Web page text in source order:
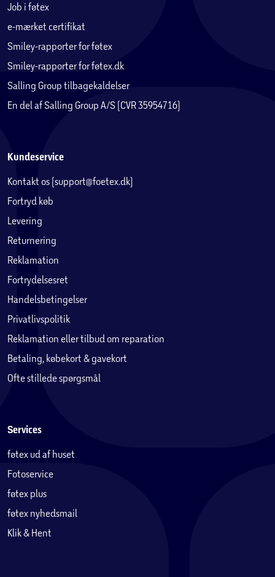
Job i føtex
e-mærket certifikat
Smiley-rapporter for føtex
Smiley-rapporter for føtex.dk
Salling Group tilbagekaldelser
En del af Salling Group A/S (CVR 35954716)
Kundeservice
Kontakt os (support@foetex.dk)
Fortryd køb
Levering
Returnering
Reklamation
Fortrydelsesret
Handelsbetingelser
Privatlivspolitik
Reklamation eller tilbud om reparation
Betaling, købekort & gavekort
Ofte stillede spørgsmål
Services
føtex ud af huset
Fotoservice
føtex plus
føtex nyhedsmail
Klik & Hent